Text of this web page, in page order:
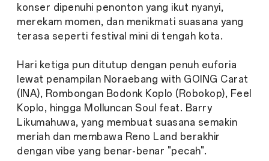
konser dipenuhi penonton yang ikut nyanyi,
merekam momen, dan menikmati suasana yang
terasa seperti festival mini di tengah kota.
Hari ketiga pun ditutup dengan penuh euforia
lewat penampilan Noraebang with GOING Carat
(INA), Rombongan Bodonk Koplo (Robokop), Feel
Koplo, hingga Molluncan Soul feat. Barry
Likumahuwa, yang membuat suasana semakin
meriah dan membawa Reno Land berakhir
dengan vibe yang benar-benar "pecah".